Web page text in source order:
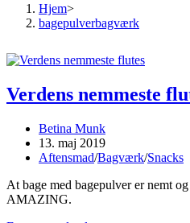
Hjem>
bagepulverbagværk
Verdens nemmeste
Post
author:
Betina Munk
Post
published:
13. maj 2019
Post
Aftensmad/Bagværk/Snacks
At bage med bagepulver er nemt
AMAZING.